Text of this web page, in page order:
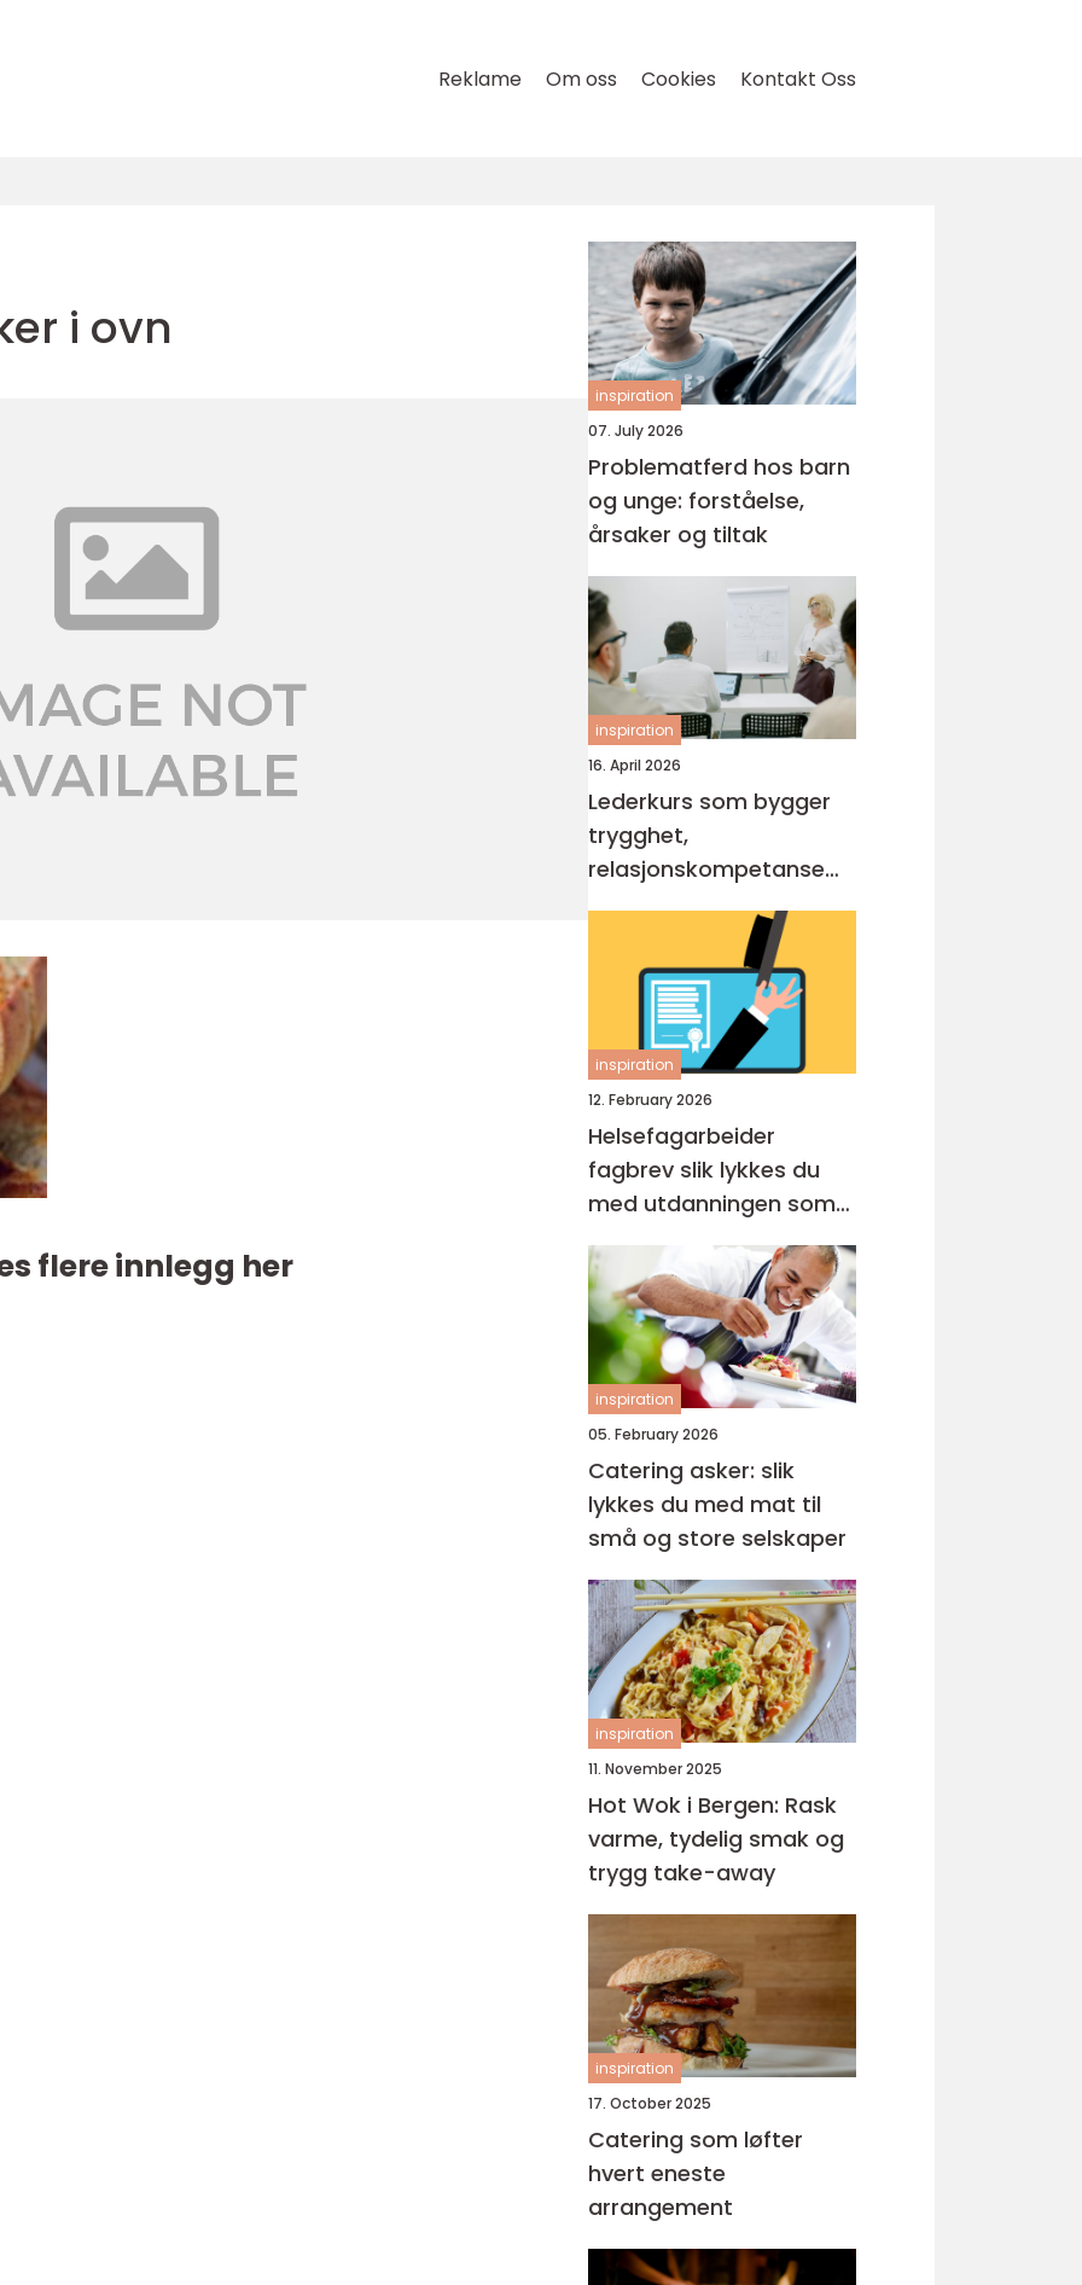
Reklame Om oss Cookies Kontakt Oss
i ovn
flere innlegg her
inspiration
07. July 2026
Problematferd hos barn
og unge: forståelse,
årsaker og tiltak
inspiration
16. April 2026
Lederkurs som bygger
trygghet,
relasjonskompetanse
og praktiske ferdigheter
inspiration
12. February 2026
Helsefagarbeider
fagbrev slik lykkes du
med utdanningen som
voksen
inspiration
05. February 2026
Catering asker: slik
lykkes du med mat til
små og store selskaper
inspiration
11. November 2025
Hot Wok i Bergen: Rask
varme, tydelig smak og
trygg take-away
inspiration
17. October 2025
Catering som løfter
hvert eneste
arrangement